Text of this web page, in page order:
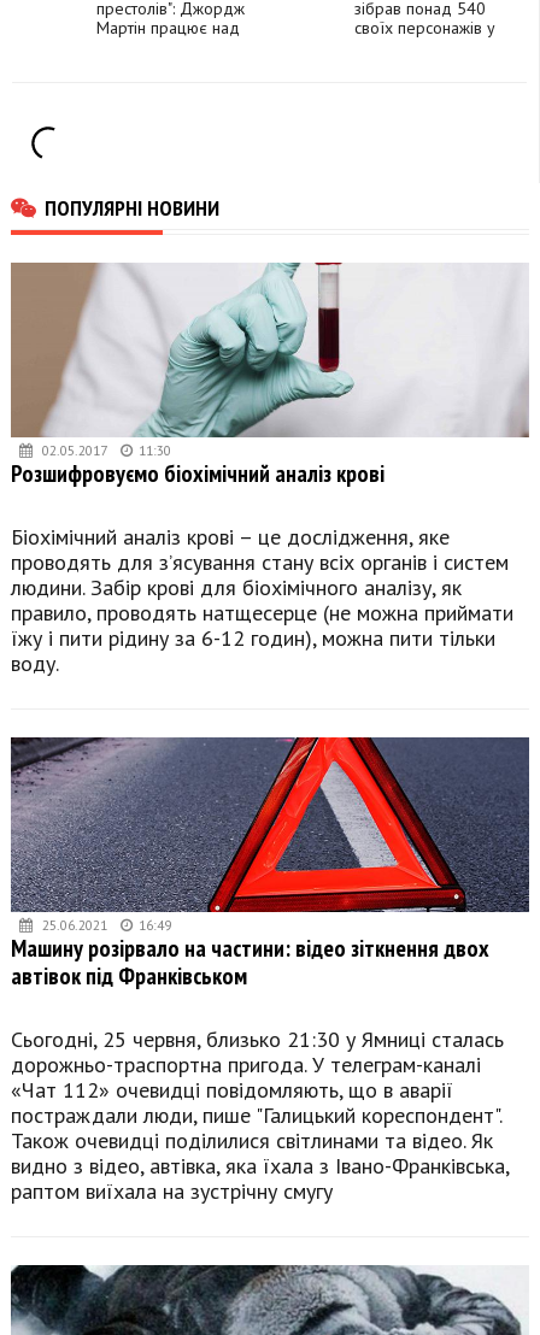
вікенд
престолів": Джордж
Мартін працює над
зібрав понад 540
своїх персонажів у
ПОПУЛЯРНІ НОВИНИ
02.05.2017 11:30
Розшифровуємо біохімічний аналіз крові
Біохімічний аналіз крові – це дослідження, яке
проводять для з’ясування стану всіх органів і систем
людини. Забір крові для біохімічного аналізу, як
правило, проводять натщесерце (не можна приймати
їжу і пити рідину за 6-12 годин), можна пити тільки
воду.
25.06.2021 16:49
Машину розірвало на частини: відео зіткнення двох
автівок під Франківськом
Сьогодні, 25 червня, близько 21:30 у Ямниці сталась
дорожньо-траспортна пригода. У телеграм-каналі
«Чат 112» очевидці повідомляють, що в аварії
постраждали люди, пише "Галицький кореспондент".
Також очевидці поділилися світлинами та відео. Як
видно з відео, автівка, яка їхала з Івано-Франківська,
раптом виїхала на зустрічну смугу